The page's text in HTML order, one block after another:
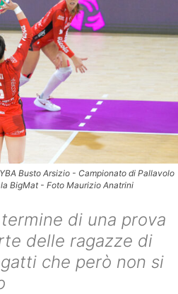
Busto Arsizio - Campionato di Pallavolo
BigMat - Foto Maurizio Anatrini
di una prova
delle ragazze di
che però non si